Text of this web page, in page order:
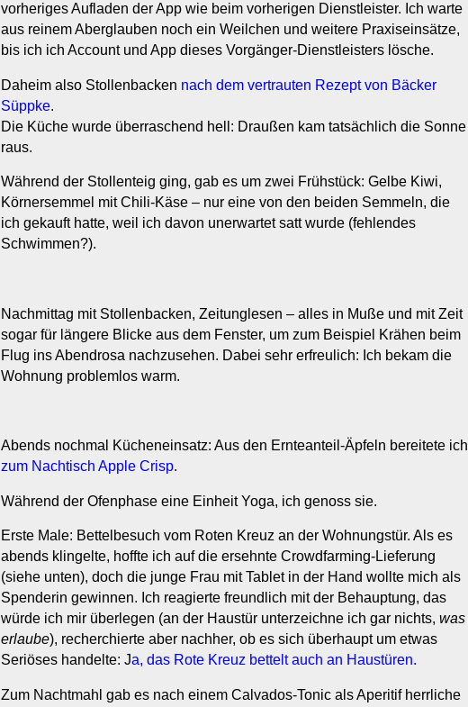
vorheriges Aufladen der App wie beim vorherigen Dienstleister. Ich warte
aus reinem Aberglauben noch ein Weilchen und weitere Praxiseinsätze,
bis ich ich Account und App dieses Vorgänger-Dienstleisters lösche.
Daheim also Stollenbacken nach dem vertrauten Rezept von Bäcker
Süppke.
Die Küche wurde überraschend hell: Draußen kam tatsächlich die Sonne
raus.
Während der Stollenteig ging, gab es um zwei Frühstück: Gelbe Kiwi,
Körnersemmel mit Chili-Käse – nur eine von den beiden Semmeln, die
ich gekauft hatte, weil ich davon unerwartet satt wurde (fehlendes
Schwimmen?).
Nachmittag mit Stollenbacken, Zeitunglesen – alles in Muße und mit Zeit
sogar für längere Blicke aus dem Fenster, um zum Beispiel Krähen beim
Flug ins Abendrosa nachzusehen. Dabei sehr erfreulich: Ich bekam die
Wohnung problemlos warm.
Abends nochmal Kücheneinsatz: Aus den Ernteanteil-Äpfeln bereitete ich
zum Nachtisch Apple Crisp.
Während der Ofenphase eine Einheit Yoga, ich genoss sie.
Erste Male: Bettelbesuch vom Roten Kreuz an der Wohnungstür. Als es
abends klingelte, hoffte ich auf die ersehnte Crowdfarming-Lieferung
(siehe unten), doch die junge Frau mit Tablet in der Hand wollte mich als
Spenderin gewinnen. Ich reagierte freundlich mit der Behauptung, das
würde ich mir überlegen (an der Haustür unterzeichne ich gar nichts, was
erlaube), recherchierte aber nachher, ob es sich überhaupt um etwas
Seriöses handelte: Ja, das Rote Kreuz bettelt auch an Haustüren.
Zum Nachtmahl gab es nach einem Calvados-Tonic als Aperitif herrliche